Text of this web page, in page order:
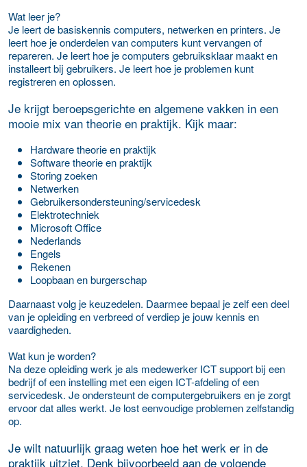
Wat leer je?
Je leert de basiskennis computers, netwerken en printers. Je
leert hoe je onderdelen van computers kunt vervangen of
repareren. Je leert hoe je computers gebruiksklaar maakt en
installeert bij gebruikers. Je leert hoe je problemen kunt
registreren en oplossen.
Je krijgt beroepsgerichte en algemene vakken in een
mooie mix van theorie en praktijk. Kijk maar:
Hardware theorie en praktijk
Software theorie en praktijk
Storing zoeken
Netwerken
Gebruikersondersteuning/servicedesk
Elektrotechniek
Microsoft Office
Nederlands
Engels
Rekenen
Loopbaan en burgerschap
Daarnaast volg je keuzedelen. Daarmee bepaal je zelf een deel
van je opleiding en verbreed of verdiep je jouw kennis en
vaardigheden.
Wat kun je worden?
Na deze opleiding werk je als medewerker ICT support bij een
bedrijf of een instelling met een eigen ICT-afdeling of een
servicedesk. Je ondersteunt de computergebruikers en je zorgt
ervoor dat alles werkt. Je lost eenvoudige problemen zelfstandig
op.
Je wilt natuurlijk graag weten hoe het werk er in de
praktijk uitziet. Denk bijvoorbeeld aan de volgende